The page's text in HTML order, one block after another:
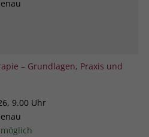
– Grundlagen, Praxis und
9.00 Uhr